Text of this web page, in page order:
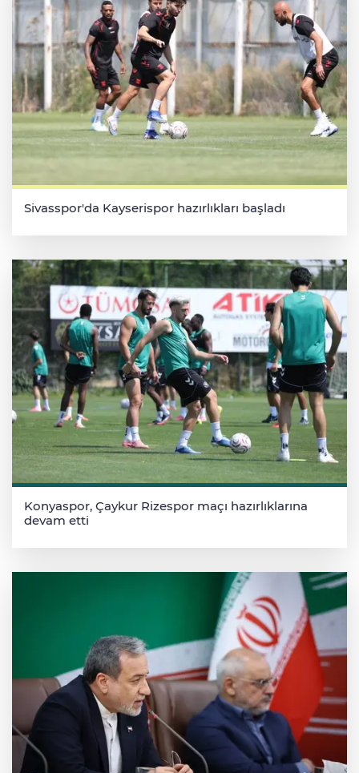
Sivasspor'da Kayserispor hazırlıkları başladı
Konyaspor, Çaykur Rizespor maçı hazırlıklarına
devam etti